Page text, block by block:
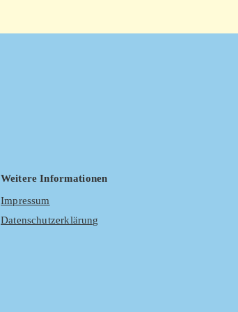
Weitere Informationen
Impressum
Datenschutzerklärung